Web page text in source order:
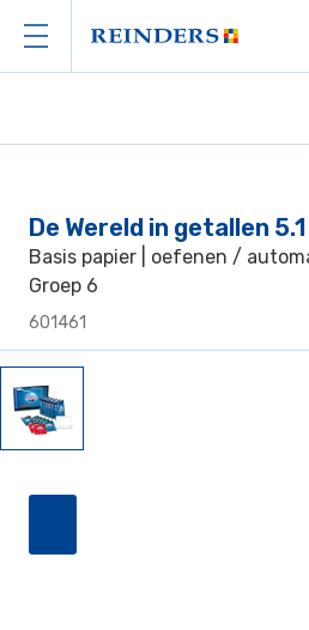
De Wereld in getallen
Basis papier | oefenen /
Groep 6
601461